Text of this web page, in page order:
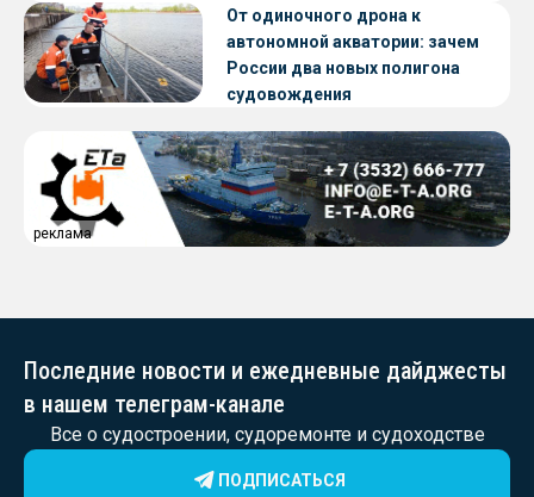
От одиночного дрона к
автономной акватории: зачем
России два новых полигона
судовождения
реклама
Последние новости и ежедневные дайджесты
в нашем телеграм-канале
Все о судостроении, судоремонте и судоходстве
ПОДПИСАТЬСЯ